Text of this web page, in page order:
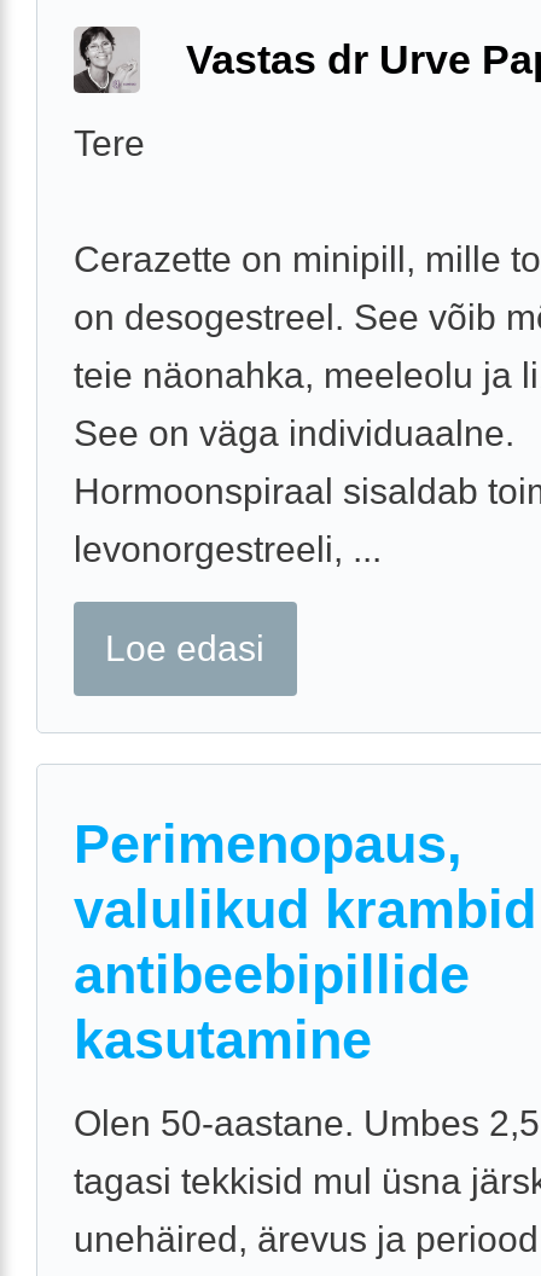
Vastas dr Urve
Tere
Cerazette on minipill, mille
on desogestreel. See võib
teie näonahka, meeleolu ja
See on väga individuaalne.
Hormoonspiraal sisaldab
levonorgestreeli, ...
Loe edasi
Perimenopaus,
valulikud
antibeebipillide
kasutamine
Olen 50-aastane. Umbes
tagasi tekkisid mul üsna
unehäired, ärevus ja